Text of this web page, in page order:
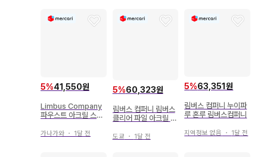
5%41,550원
Limbus Company
파우스트 아크릴 스탠
가나가와 ・ 1달 전
5%60,323원
림버스 컴퍼니 림버스
클리어 파일 아크릴 스
도쿄 ・ 1달 전
5%63,351원
림버스 컴퍼니 누이파
루 혼루 림버스컴퍼니
지역정보 없음 ・ 1달 전